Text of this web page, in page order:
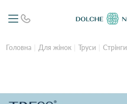
Головна Для жінок Труси Стрінги